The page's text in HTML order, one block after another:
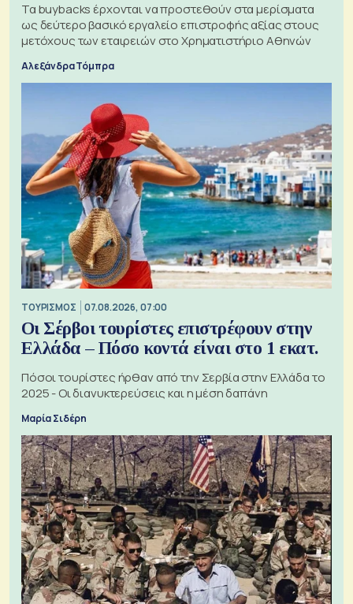
Τα buybacks έρχονται να προστεθούν στα μερίσματα
ως δεύτερο βασικό εργαλείο επιστροφής αξίας στους
μετόχους των εταιρειών στο Χρηματιστήριο Αθηνών
Αλεξάνδρα Τόμπρα
ΤΟΥΡΙΣΜΟΣ 07.08.2026, 07:00
Οι Σέρβοι τουρίστες επιστρέφουν στην
Ελλάδα – Πόσο κοντά είναι στο 1 εκατ.
Πόσοι τουρίστες ήρθαν από την Σερβία στην Ελλάδα το
2025 - Οι διανυκτερεύσεις και η μέση δαπάνη
Μαρία Σιδέρη